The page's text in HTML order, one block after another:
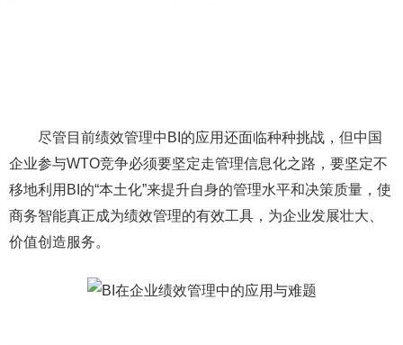
尽管目前绩效管理中BI的应用还面临种种挑战，但中国
企业参与WTO竞争必须要坚定走管理信息化之路，要坚定不
移地利用BI的“本土化”来提升自身的管理水平和决策质量，使
商务智能真正成为绩效管理的有效工具，为企业发展壮大、
价值创造服务。